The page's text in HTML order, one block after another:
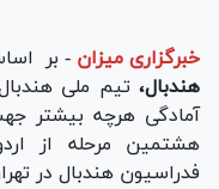
خبرگزاری میزان - بر
هندبال، تیم ملی
آمادگی هرچه بیشتر
هشتمین مرحله از
فدراسیون هندبال در